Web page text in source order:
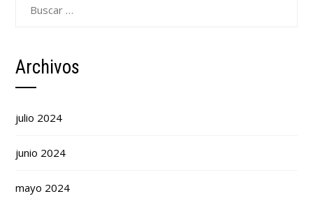
Archivos
julio 2024
junio 2024
mayo 2024